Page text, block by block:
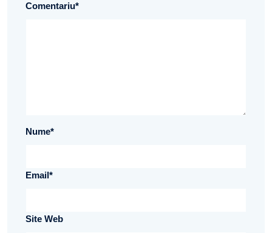
Comentariu*
Nume*
Email*
Site Web